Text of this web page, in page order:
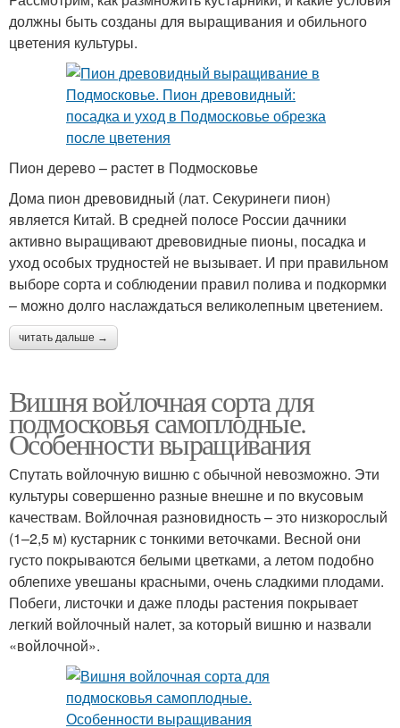
должны быть созданы для выращивания и обильного
цветения культуры.
Пион дерево – растет в Подмосковье
Дома пион древовидный (лат. Секуринеги пион)
является Китай. В средней полосе России дачники
активно выращивают древовидные пионы, посадка и
уход особых трудностей не вызывает. И при правильном
выборе сорта и соблюдении правил полива и подкормки
– можно долго наслаждаться великолепным цветением.
читать дальше →
Вишня войлочная сорта для
подмосковья самоплодные.
Особенности выращивания
Спутать войлочную вишню с обычной невозможно. Эти
культуры совершенно разные внешне и по вкусовым
качествам. Войлочная разновидность – это низкорослый
(1–2,5 м) кустарник с тонкими веточками. Весной они
густо покрываются белыми цветками, а летом подобно
облепихе увешаны красными, очень сладкими плодами.
Побеги, листочки и даже плоды растения покрывает
легкий войлочный налет, за который вишню и назвали
«войлочной».